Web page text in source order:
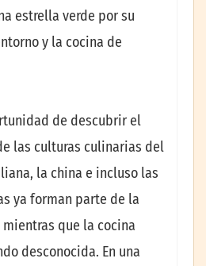
estrella verde por su
y la cocina de
de descubrir el
las culturas culinarias del
la china e incluso las
ya forman parte de la
que la cocina
desconocida. En una